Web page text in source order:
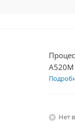
A520M
+ HDD
Нет